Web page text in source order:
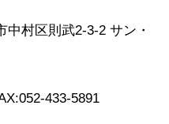
中村区則武2-3-2 サン・
433-5891